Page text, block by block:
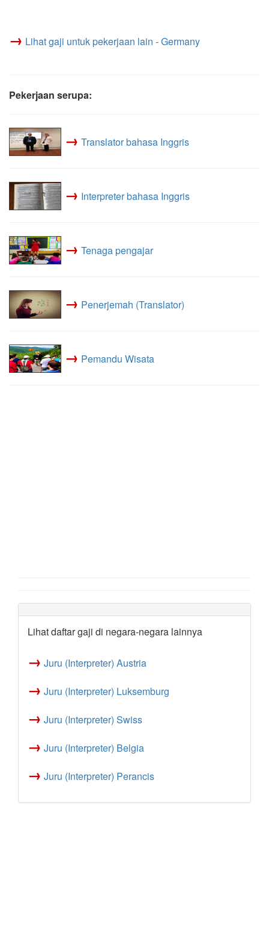
→ Lihat gaji untuk pekerjaan lain - Germany
Pekerjaan serupa:
→ Translator bahasa Inggris
→ Interpreter bahasa Inggris
→ Tenaga pengajar
→ Penerjemah (Translator)
→ Pemandu Wisata
Lihat daftar gaji di negara-negara lainnya
→ Juru (Interpreter) Austria
→ Juru (Interpreter) Luksemburg
→ Juru (Interpreter) Swiss
→ Juru (Interpreter) Belgia
→ Juru (Interpreter) Perancis